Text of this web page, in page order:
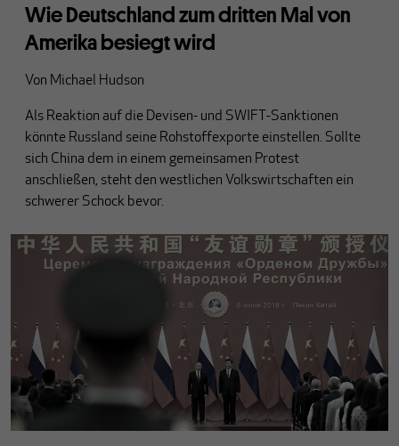
Wie Deutschland zum dritten Mal von
Amerika besiegt wird
Von Michael Hudson
Als Reaktion auf die Devisen- und SWIFT-Sanktionen
könnte Russland seine Rohstoffexporte einstellen. Sollte
sich China dem in einem gemeinsamen Protest
anschließen, steht den westlichen Volkswirtschaften ein
schwerer Schock bevor.